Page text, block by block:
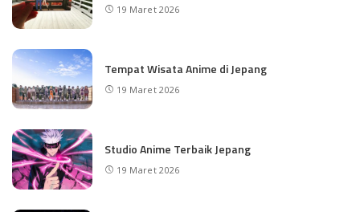
19 Maret 2026
Tempat Wisata Anime di Jepang
19 Maret 2026
Studio Anime Terbaik Jepang
19 Maret 2026